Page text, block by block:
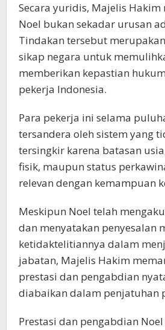
Secara yuridis, Majelis
Noel bukan sekadar urusan
Tindakan tersebut
sikap negara untuk
memberikan kepastian
pekerja Indonesia.
Para pekerja ini selama
tersandera oleh sistem yang
tersingkir karena batasan
fisik, maupun status
relevan dengan kemampuan
Meskipun Noel telah
dan menyatakan penyesalan
ketidaktelitiannya dalam
jabatan, Majelis Hakim
prestasi dan pengabdian
diabaikan dalam penjatuhan
Prestasi dan pengabdian